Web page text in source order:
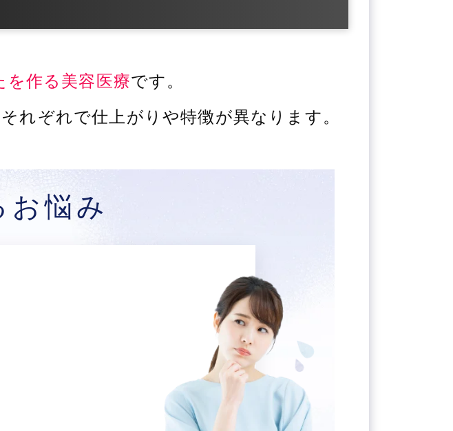
を作る美容医療です。
それぞれで仕上がりや特徴が異なります。
お悩み